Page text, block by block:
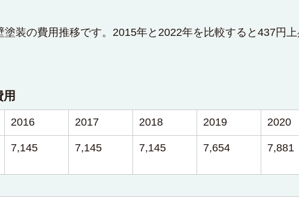
塗装の費用推移です。2015年と2022年を比較すると437円
2016 2017 2018 2019 2020
7,145 7,145 7,145 7,654 7,881